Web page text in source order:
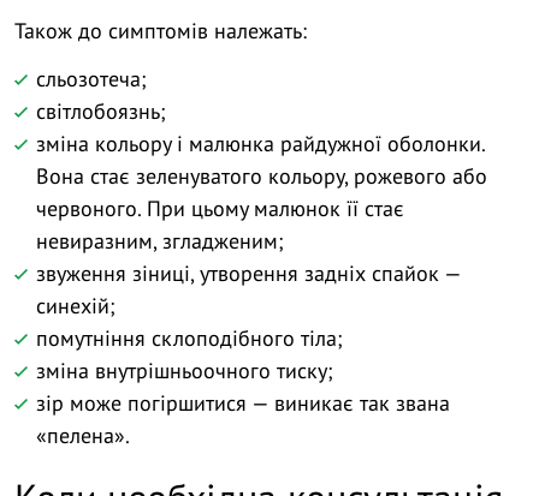
Також до симптомів належать:
сльозотеча;
світлобоязнь;
зміна кольору і малюнка райдужної оболонки.
Вона стає зеленуватого кольору, рожевого або
червоного. При цьому малюнок її стає
невиразним, згладженим;
звуження зіниці, утворення задніх спайок —
синехій;
помутніння склоподібного тіла;
зміна внутрішньоочного тиску;
зір може погіршитися — виникає так звана
«пелена».